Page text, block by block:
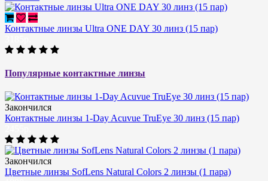
Контактные линзы Ultra ONE DAY 30 линз (15 пар)
Популярные контактные линзы
Закончился
Контактные линзы 1-Day Acuvue TruEye 30 линз (15 пар)
Закончился
Цветные линзы SofLens Natural Colors 2 линзы (1 пара)